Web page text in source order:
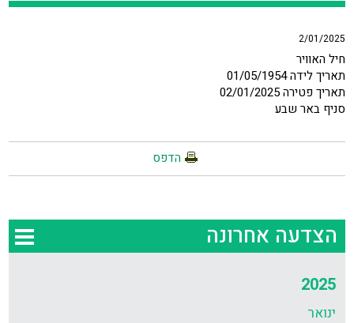
2/01/2025
חיל האוויר
תאריך לידה 01/05/1954
תאריך פטירה 02/01/2025
סניף באר שבע
הדפס
הצדעה אחרונה
2025
ינואר